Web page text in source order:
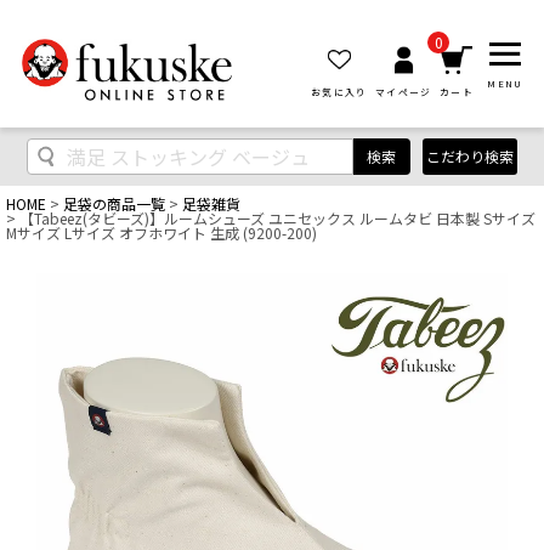
お気に入り マイページ
0
カート
MENU
検索 こだわり検索
HOME 足袋の商品一覧 足袋雑貨
【Tabeez(タビーズ)】ルームシューズ ユニセックス ルームタビ 日本製 Sサイズ
Mサイズ Lサイズ オフホワイト 生成 (9200-200)